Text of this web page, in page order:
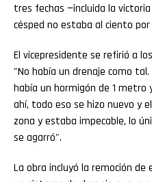
tres fechas —incluida la
césped no estaba al ciento
El vicepresidente se refirió a
"No había un drenaje como
había un hormigón de 1 metro
ahí, todo eso se hizo nuevo y
zona y estaba impecable, lo
se agarró".
La obra incluyó la remoción